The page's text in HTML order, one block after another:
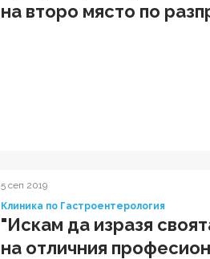
на второ място по
5 сеп 2019
Клиника по Гастроентерология
"Искам да изразя
на отличния